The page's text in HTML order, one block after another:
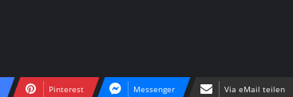
Pinterest Messenger Via eMail teilen